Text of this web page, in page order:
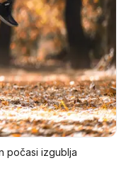
počasi izgublja